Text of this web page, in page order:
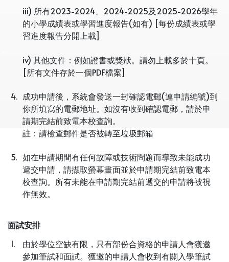
iii) 所有2023-2024、2024-2025及2025-2026學年
的小學成績表或學習進度報告(如有) [每份成績表或學
習進度報告分開上載]
iv) 其他文件：例如證書或獎狀。請勿上載多於十頁。
[所有文件存於一個PDF檔案]
4. 成功申請後，系統會發送一封確認電郵(連申請編號)到
你所填寫的電郵地址。如沒有收到確認電郵，請於申
請期完結前致電本校查詢。
註：請檢查郵件是否被轉至垃圾郵箱
5. 如在申請期間有任何故障或技術問題而導致未能成功
遞交申請，請擷取螢幕畫面並於申請期完結前致電本
校查詢。所有未能在申請期完結前遞交的申請將被視
作無效。
面試安排
1.
由於學位空缺有限，只有部份合資格的申請人會獲邀
參加筆試和面試。獲邀的申請人會收到有關入學筆試